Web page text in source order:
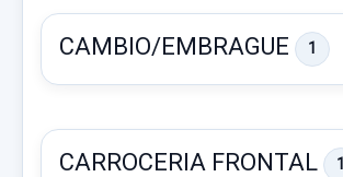
CAMBIO/EMBRAGUE 1
CARROCERIA FRONTAL 1